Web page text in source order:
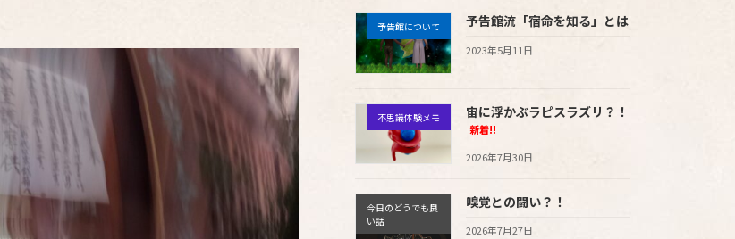
予告館について 予告館流「宿命を知る」とは
2023年5月11日
不思議体験メモ 宙に浮かぶラピスラズリ？！
新着!!
2026年7月30日
今日のどうでも良
い話
嗅覚との闘い？！
2026年7月27日